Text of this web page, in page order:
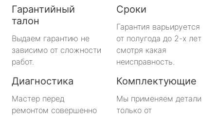
Гарантийный
талон
Выдаем гарантию не
зависимо от сложности
работ.
Сроки
Гарантия варьируется
от полугода до 2-х лет
смотря какая
неисправность.
Диагностика
Мастер перед
ремонтом совершенно
Комплектующие
Мы применяем детали
только от